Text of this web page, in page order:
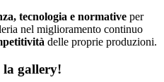
tecnologia e normative per
nel miglioramento continuo
delle proprie produzioni.
la gallery!